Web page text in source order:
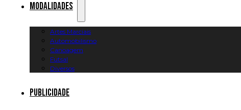
Modalidades
Artes Marciais
Automobilismo
Canoagem
Futsal
Diversos
Publicidade